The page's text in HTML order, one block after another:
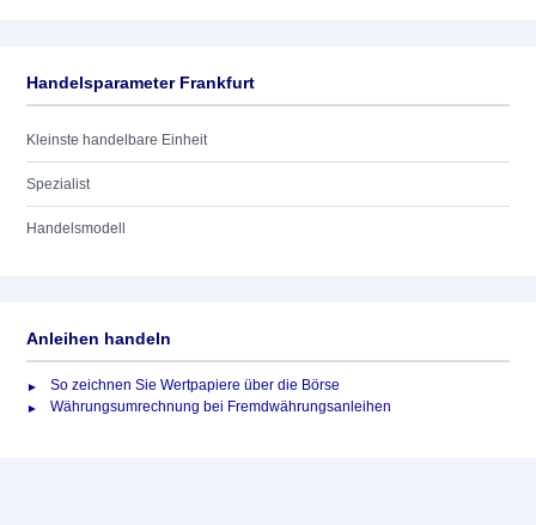
Handelsparameter Frankfurt
Kleinste handelbare Einheit
Spezialist
Handelsmodell
Anleihen handeln
So zeichnen Sie Wertpapiere über die Börse
Währungsumrechnung bei Fremdwährungsanleihen